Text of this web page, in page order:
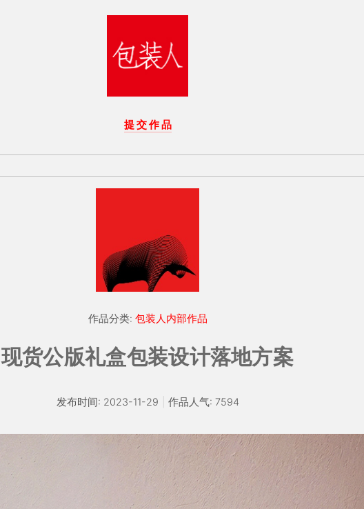
提 交 作 品
作品分类: 包装人内部作品
现货公版礼盒包装设计落地方案
发布时间: 2023-11-29 作品人气: 7594